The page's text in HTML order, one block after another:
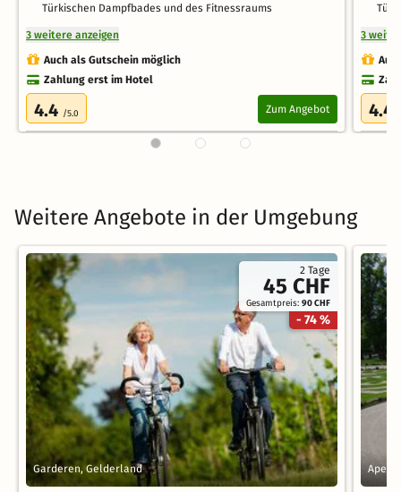
Türkischen Dampfbades und des Fitnessraums
3 weitere anzeigen
Auch als Gutschein möglich
Zahlung erst im Hotel
4.4 /5.0 Zum Angebot
3
4.4
Weitere Angebote in der Umgebung
2 Tage
45 CHF
Gesamtpreis:90 CHF
- 74 %
Garderen, Gelderland